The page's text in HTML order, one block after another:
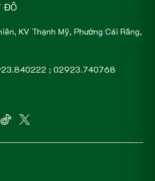
ĐÔ
KV Thạnh Mỹ, Phường Cái Răng,
; 02923.740768